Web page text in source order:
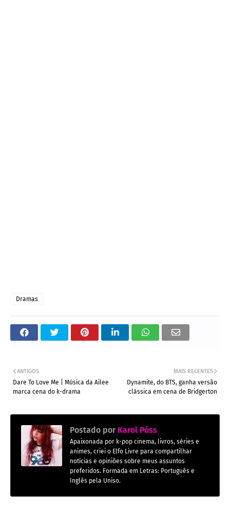
Dramas
MAIS RECENTES
Dynamite, do BTS, ganha versão
clássica em cena de Bridgerton
ANTIGOS
Dare To Love Me | Música da Ailee
marca cena do k-drama
Postado por Karol Póss
Apaixonada por k-pop cinema, livros, séries e
animes, criei o Elfo Livre para compartilhar
notícias e opiniões sobre meus assuntos
preferidos. Formada em Letras: Português e
Inglês pela Uniso.